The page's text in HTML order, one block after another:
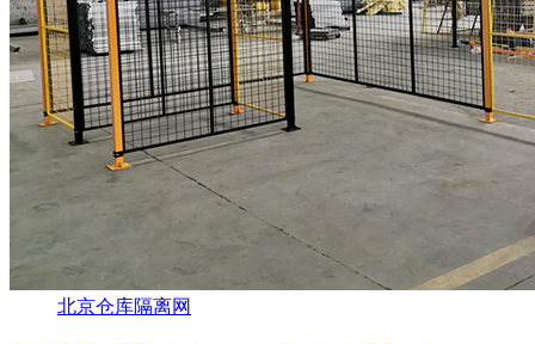
北京仓库隔离网